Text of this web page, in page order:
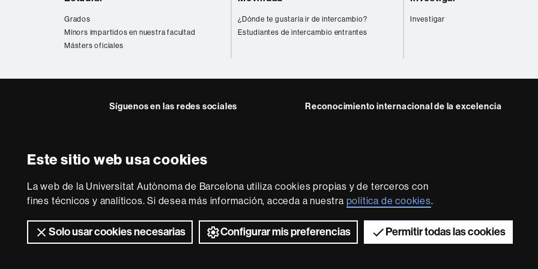
Este sitio web usa cookies
La web de la Universitat Autònoma de Barcelona utiliza cookies propias y de terceros con
fines técnicos y analíticos. Si desea más información, acceda a nuestra política de cookies.
Solo usar cookies necesarias Configurar mis preferencias Permitir todas las cookies
Grados
Mínors impartidos en nuestra facultad
Másters oficiales
¿Dónde te gustaría ir de intercambio?
Estudiantes de intercambio entrantes
Investigar
Síguenos en las redes sociales Reconocimiento internacional de la excelencia
Euraxess
Sobre
esta
web
Aviso legal Protección de datos Sobre el web Accesibilidad web
2026 Universitat Autònoma de Barcelona